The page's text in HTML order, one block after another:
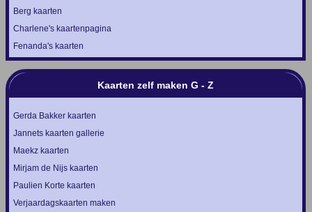
Berg kaarten
Charlene's kaartenpagina
Fenanda's kaarten
Kaarten zelf maken G - Z
Gerda Bakker kaarten
Jannets kaarten gallerie
Maekz kaarten
Mirjam de Nijs kaarten
Paulien Korte kaarten
Verjaardagskaarten maken